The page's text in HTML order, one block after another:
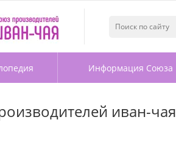
Информация Союза
иван-чая